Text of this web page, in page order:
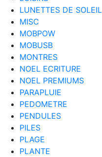
LUNETTES DE SOLEIL
MISC
MOBPOW
MOBUSB
MONTRES
NOEL ECRITURE
NOEL PREMIUMS
PARAPLUIE
PEDOMETRE
PENDULES
PILES
PLAGE
PLANTE